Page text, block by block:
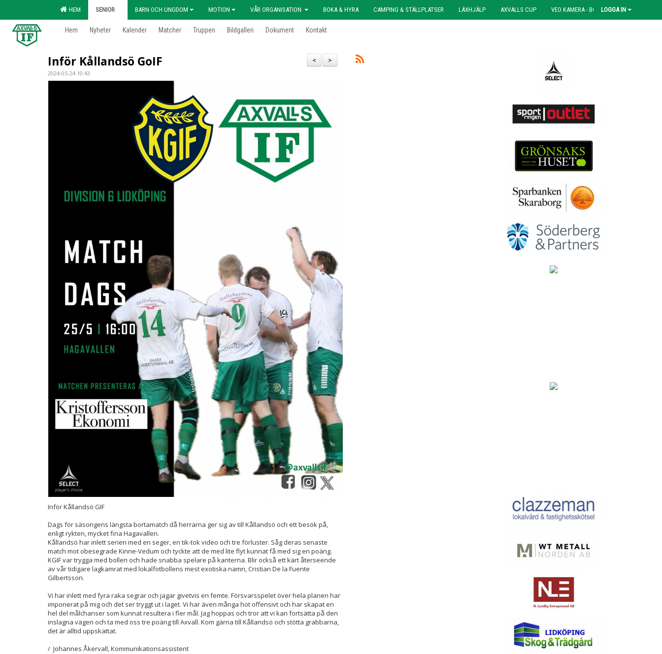
HEM SENIOR BARN OCH UNGDOM MOTION VÅR ORGANISATION BOKA & HYRA CAMPING & STÄLLPLATSER LÄXHJÄLP AXVALLS CUP VEO KAMERA - BOKNINGLOGGA IN
Hem Nyheter Kalender Matcher Truppen Bildgalleri Dokument Kontakt
>
<
Inför Kållandsö GoIF
2024-05-24 10:43
Inför Kållandsö GIF
Dags för säsongens längsta bortamatch då herrarna ger sig av till Kållandsö och ett besök på,
enligt rykten, mycket fina Hagavallen.
Kållandsö har inlett serien med en seger, en tik-tok video och tre förluster. Såg deras senaste
match mot obesegrade Kinne-Vedum och tyckte att de med lite flyt kunnat få med sig en poäng.
KGIF var trygga med bollen och hade snabba spelare på kanterna. Blir också ett kärt återseende
av vår tidigare lagkamrat med lokalfotbollens mest exotiska namn, Cristian De la Fuente
Gilbertsson.
Vi har inlett med fyra raka segrar och jagar givetvis en femte. Försvarsspelet över hela planen har
imponerat på mig och det ser tryggt ut i laget. Vi har även många hot offensivt och har skapat en
hel del målchanser som kunnat resultera i fler mål. Jag hoppas och tror att vi kan fortsätta på den
inslagna vägen och ta med oss tre poäng till Axvall. Kom gärna till Kållandsö och stötta grabbarna,
det är alltid uppskattat.
/ Johannes Åkervall, Kommunikationsassistent